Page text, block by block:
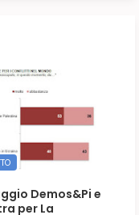
Demos&Pi e
per La